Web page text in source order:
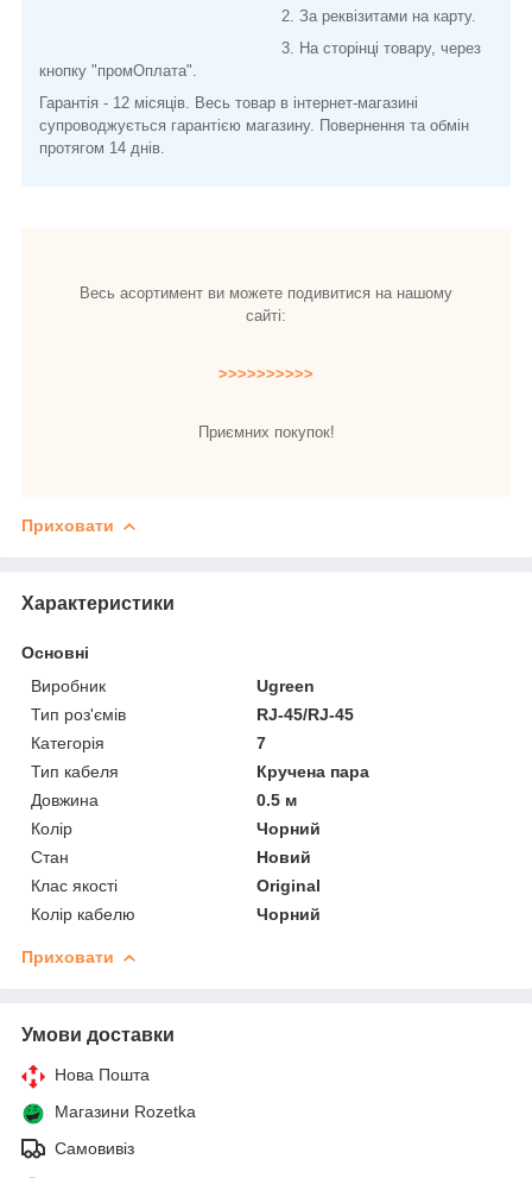
2. За реквізитами на карту.
3. На сторінці товару, через
кнопку "промОплата".
Гарантія - 12 місяців. Весь товар в інтернет-магазині
супроводжується гарантією магазину. Повернення та обмін
протягом 14 днів.
Весь асортимент ви можете подивитися на нашому
сайті:
>>>>>>>>>>
Приємних покупок!
Приховати
Характеристики
Основні
Виробник
Ugreen
Тип роз'ємів
RJ-45/RJ-45
Категорія
7
Тип кабеля
Кручена пара
Довжина
0.5 м
Колір
Чорний
Стан
Новий
Клас якості
Original
Колір кабелю
Чорний
Приховати
Умови доставки
Нова Пошта
Магазини Rozetka
Самовивіз